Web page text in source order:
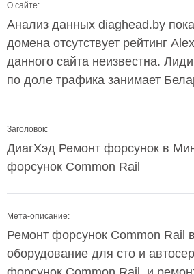
О сайте:
Анализ данных diaghead.by
домена отсутствует рейтинг
данного сайта неизвестна.
по доле трафика занимает
Заголовок:
ДиагХэд Ремонт форсунок в
форсунок Common Rail
Мета-описание:
Ремонт форсунок Common Rail
оборудование для сто и